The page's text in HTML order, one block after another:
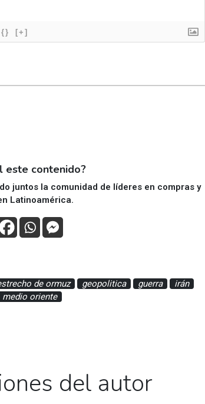
{} [+]
este contenido?
juntos la comunidad de líderes en compras y
Latinoamérica.
de ormuz geopolitica guerra
irán
medio oriente
del autor